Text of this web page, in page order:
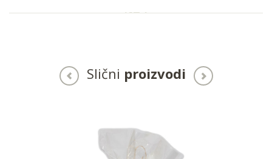
Slični proizvodi